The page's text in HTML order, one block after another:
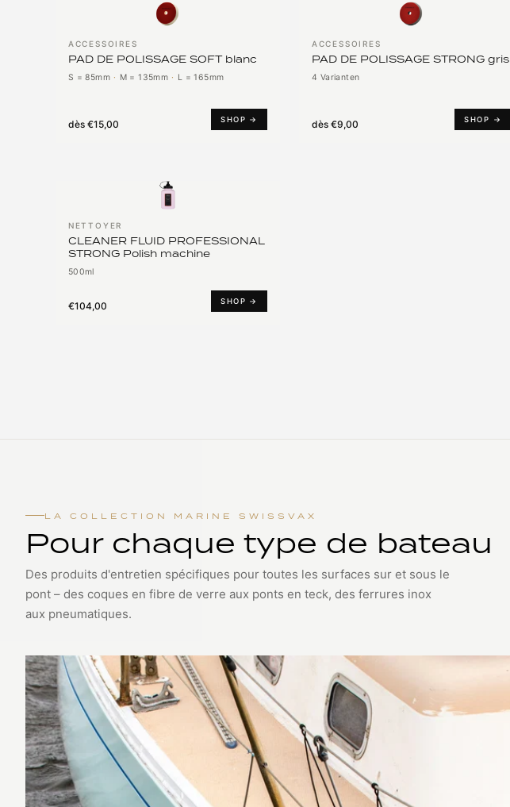
ACCESSOIRES
PAD DE POLISSAGE SOFT blanc
S = 85mm · M = 135mm · L = 165mm
dès €15,00 SHOP →
ACCESSOIRES
PAD DE POLISSAGE STRONG gris
4 Varianten
dès €9,00 SHOP →
NETTOYER
CLEANER FLUID PROFESSIONAL
STRONG Polish machine
500ml
€104,00 SHOP →
LA COLLECTION MARINE SWISSVAX
Pour chaque type de bateau
Des produits d'entretien spécifiques pour toutes les surfaces sur et sous le
pont – des coques en fibre de verre aux ponts en teck, des ferrures inox
aux pneumatiques.